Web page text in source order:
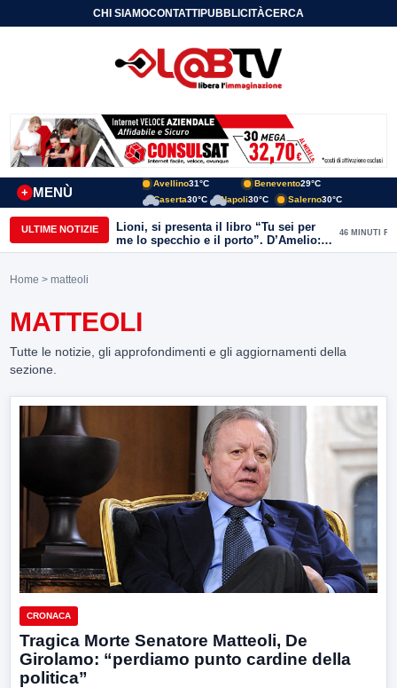
CHI SIAMOCONTATTIPUBBLICITÀCERCA
MENÙ
+
Avellino31°C Benevento29°C
Caserta30°C Napoli30°C Salerno30°C
ULTIME NOTIZIE
Lioni, si presenta il libro “Tu sei per
me lo specchio e il porto”. D’Amelio:
“Gettiamo un seme d’impegno futuro
46 MINUTI FA
Home > matteoli
MATTEOLI
Tutte le notizie, gli approfondimenti e gli aggiornamenti della
sezione.
CRONACA
Tragica Morte Senatore Matteoli, De
Girolamo: “perdiamo punto cardine della
politica”